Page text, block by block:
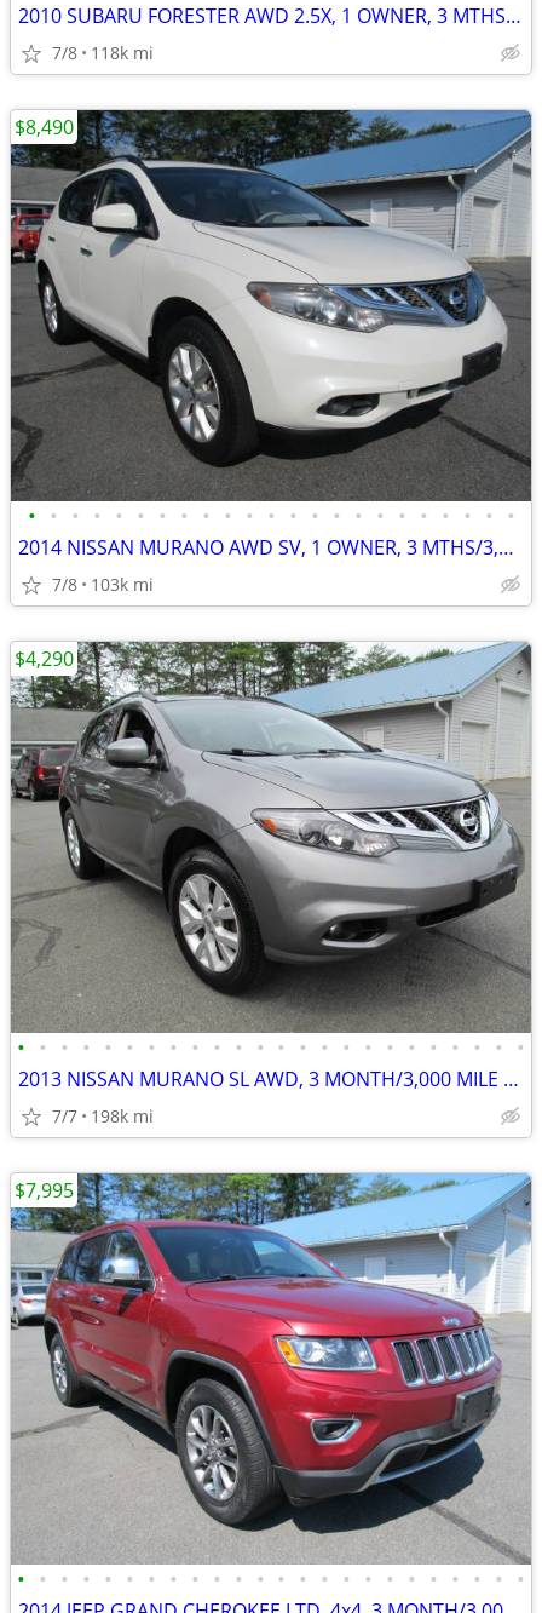
2010 SUBARU FORESTER AWD 2.5X, 1 OWNER, 3 MTHS/3,000 ML POWERTRAIN WTY
7/8 118k mi
• • • • • • • • • • • • • • • • • • • • • • •
2014 NISSAN MURANO AWD SV, 1 OWNER, 3 MTHS/3,000 ML POWER TRAIN WTY
7/8 103k mi
$8,490
• • • • • • • • • • • • • • • • • • • • • • • •
2013 NISSAN MURANO SL AWD, 3 MONTH/3,000 MILE POWERTRAIN WTY
7/7 198k mi
$4,290
• • • • • • • • • • • • • • • • • • • • • • • •
$7,995